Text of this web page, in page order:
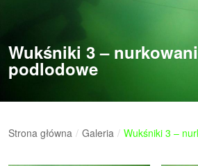
Wukśniki 3 –
podlodowe
Strona główna / Galeria / Wukśniki 3 –